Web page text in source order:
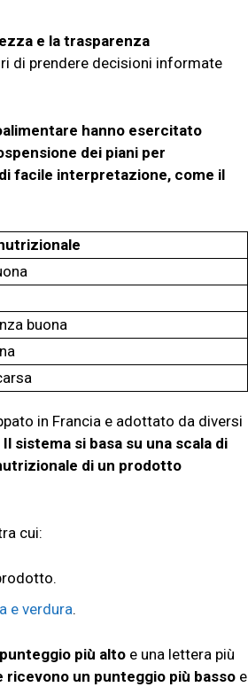
e la trasparenza
di prendere decisioni informate
hanno esercitato
dei piani per
facile interpretazione, come il
buona
in Francia e adottato da diversi
Il sistema si basa su una scala di
di un prodotto
cui:
e verdura.
più alto e una lettera più
un punteggio più basso e